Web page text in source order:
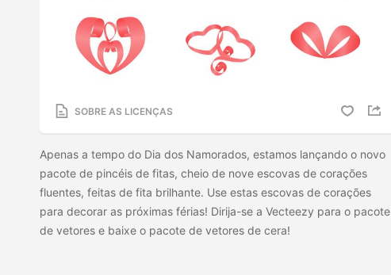
SOBRE AS LICENÇAS
Apenas a tempo do Dia dos Namorados, estamos lançando o novo
pacote de pincéis de fitas, cheio de nove escovas de corações
fluentes, feitas de fita brilhante. Use estas escovas de corações
para decorar as próximas férias! Dirija-se a Vecteezy para o pacote
de vetores e baixe o pacote de vetores de cera!